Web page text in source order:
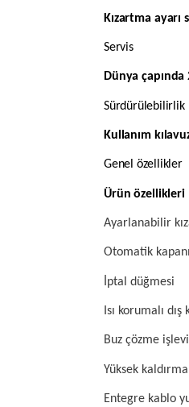
Kızartma ayarı
Servis
Dünya çapında
Sürdürülebilirlik
Kullanım
Genel özellikler
Ürün özellikleri
Ayarlanabilir
Otomatik
İptal düğmesi
Isı korumalı
Buz çözme işlevi
Yüksek
Entegre kablo